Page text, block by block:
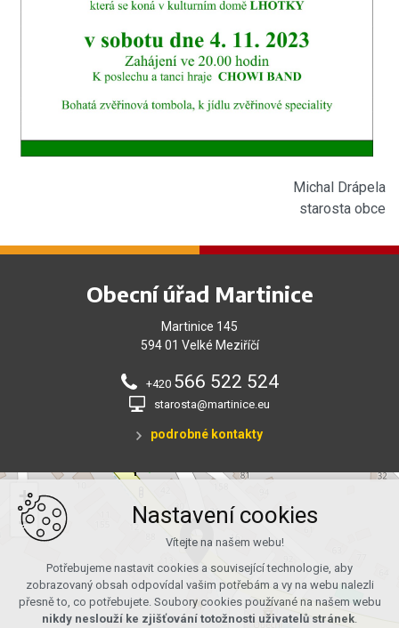
Michal Drápela
starosta obce
Obecní úřad Martinice
Martinice 145
594 01 Velké Meziříčí
+420 566 522 524
starosta@martinice.eu
podrobné kontakty
+
−
Nastavení cookies
Vítejte na našem webu!
Potřebujeme nastavit cookies a související technologie, aby
zobrazovaný obsah odpovídal vašim potřebám a vy na webu nalezli
přesně to, co potřebujete. Soubory cookies používané na našem webu
nikdy neslouží ke zjišťování totožnosti uživatelů stránek.